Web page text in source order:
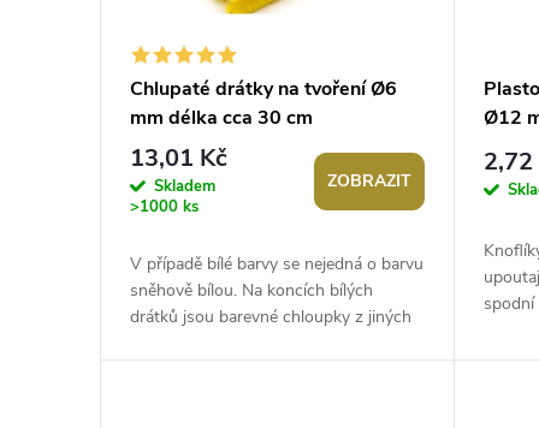
k
Chlupaté drátky na tvoření Ø6
mm délka cca 30 cm
13,01 Kč
Skladem
>1000 ks
ZOBRAZIT
V případě bílé barvy se nejedná o barvu
sněhově bílou. Na koncích bílých
drátků jsou barevné chloupky z jiných
Ø12
2,72
spodní